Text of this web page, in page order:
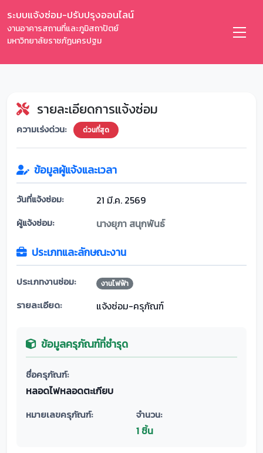
ระบบแจ้งซ่อม-ปรับปรุงออนไลน์
งานอาคารสถานที่และภูมิสถาปัตย์
มหาวิทยาลัยราชภัฏนครปฐม
รายละเอียดการแจ้งซ่อม
ความเร่งด่วน: ด่วนที่สุด
ข้อมูลผู้แจ้งและเวลา
วันที่แจ้งซ่อม: 21 มี.ค. 2569
ผู้แจ้งซ่อม: นางยุภา สนุกพันธ์
ประเภทและลักษณะงาน
ประเภทงานซ่อม: งานไฟฟ้า
รายละเอียด: แจ้งซ่อม-ครุภัณฑ์
ข้อมูลครุภัณฑ์ที่ชำรุด
ชื่อครุภัณฑ์:
หลอดไฟหลอดตะเกียบ
หมายเลขครุภัณฑ์: จำนวน:
1 ชิ้น